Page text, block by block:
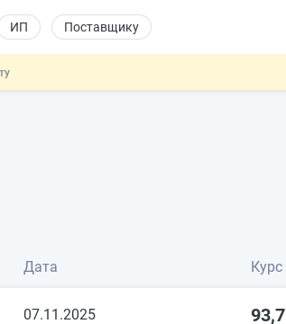
ИП Поставщику
подписан
Дата
07.11.2025